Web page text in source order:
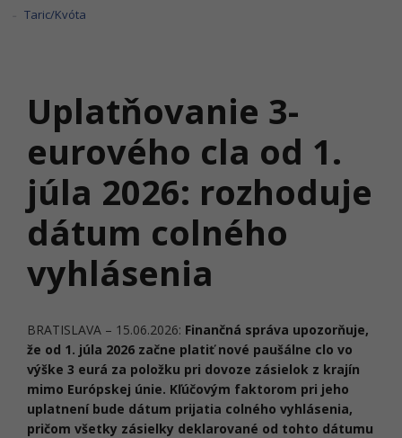
Taric/Kvóta
Uplatňovanie 3-
eurového cla od 1.
júla 2026: rozhoduje
dátum colného
vyhlásenia
BRATISLAVA – 15.06.2026: Finančná správa upozorňuje,
že od 1. júla 2026 začne platiť nové paušálne clo vo
výške 3 eurá za položku pri dovoze zásielok z krajín
mimo Európskej únie. Kľúčovým faktorom pri jeho
uplatnení bude dátum prijatia colného vyhlásenia,
pričom všetky zásielky deklarované od tohto dátumu